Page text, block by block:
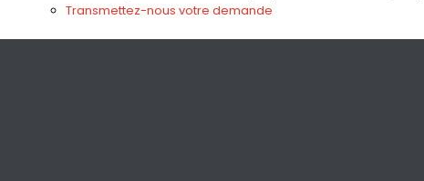
Transmettez-nous votre demande